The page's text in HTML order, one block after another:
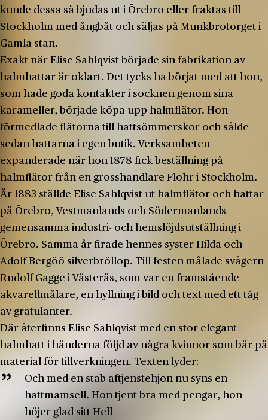
kunde dessa så bjudas ut i Örebro eller fraktas till
Stockholm med ångbåt och säljas på Munkbrotorget i
Gamla stan.
Exakt när Elise Sahlqvist började sin fabrikation av
halmhattar är oklart. Det tycks ha börjat med att hon,
som hade goda kontakter i socknen genom sina
karameller, började köpa upp halmflätor. Hon
förmedlade flätorna till hattsömmerskor och sålde
sedan hattarna i egen butik. Verksamheten
expanderade när hon 1878 fick beställning på
halmflätor från en grosshandlare Flohr i Stockholm.
År 1883 ställde Elise Sahlqvist ut halmflätor och hattar
på Örebro, Vestmanlands och Södermanlands
gemensamma industri- och hemslöjdsutställning i
Örebro. Samma år firade hennes syster Hilda och
Adolf Bergöö silverbröllop. Till festen målade svågern
Rudolf Gagge i Västerås, som var en framstående
akvarellmålare, en hyllning i bild och text med ett tåg
av gratulanter.
Där återfinns Elise Sahlqvist med en stor elegant
halmhatt i händerna följd av några kvinnor som bär på
material för tillverkningen. Texten lyder:
Och med en stab aftjenstehjon nu syns en
hattmamsell. Hon tjent bra med pengar, hon
höjer glad sitt Hell